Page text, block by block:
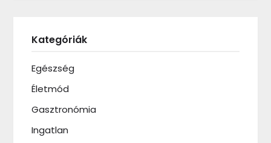
Kategóriák
Egészség
Életmód
Gasztronómia
Ingatlan